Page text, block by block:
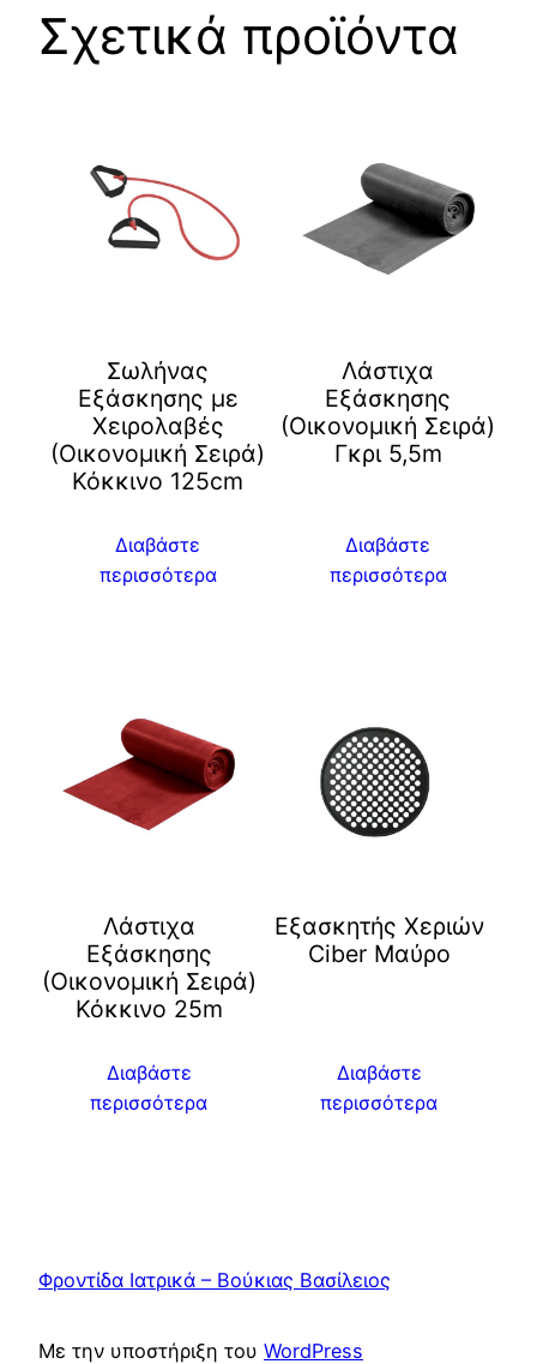
Σχετικά προϊόντα
Σωλήνας
Εξάσκησης με
Χειρολαβές
(Οικονομική Σειρά)
Κόκκινο 125cm
Διαβάστε
περισσότερα
Λάστιχα
Εξάσκησης
(Οικονομική Σειρά)
Γκρι 5,5m
Διαβάστε
περισσότερα
Λάστιχα
Εξάσκησης
(Οικονομική Σειρά)
Κόκκινο 25m
Διαβάστε
περισσότερα
Eξασκητής Χεριών
Ciber Μαύρο
Διαβάστε
περισσότερα
Φροντίδα Ιατρικά – Βούκιας Βασίλειος
Με την υποστήριξη του WordPress